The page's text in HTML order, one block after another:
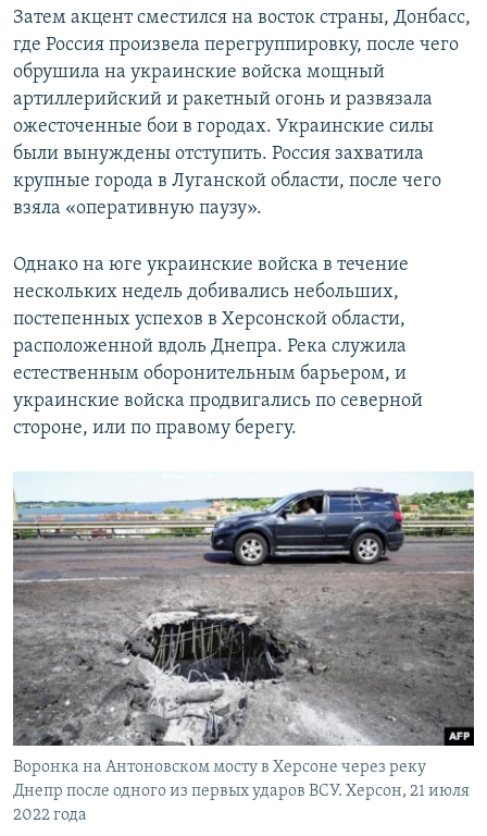
Затем акцент сместился на восток страны, Донбасс,
где Россия произвела перегруппировку, после чего
обрушила на украинские войска мощный
артиллерийский и ракетный огонь и развязала
ожесточенные бои в городах. Украинские силы
были вынуждены отступить. Россия захватила
крупные города в Луганской области, после чего
взяла «оперативную паузу».
Однако на юге украинские войска в течение
нескольких недель добивались небольших,
постепенных успехов в Херсонской области,
расположенной вдоль Днепра. Река служила
естественным оборонительным барьером, и
украинские войска продвигались по северной
стороне, или по правому берегу.
Воронка на Антоновском мосту в Херсоне через реку
Днепр после одного из первых ударов ВСУ. Херсон, 21 июля
2022 года